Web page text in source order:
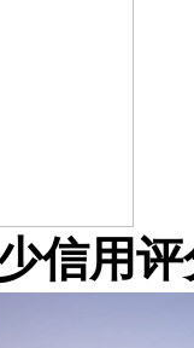
信用